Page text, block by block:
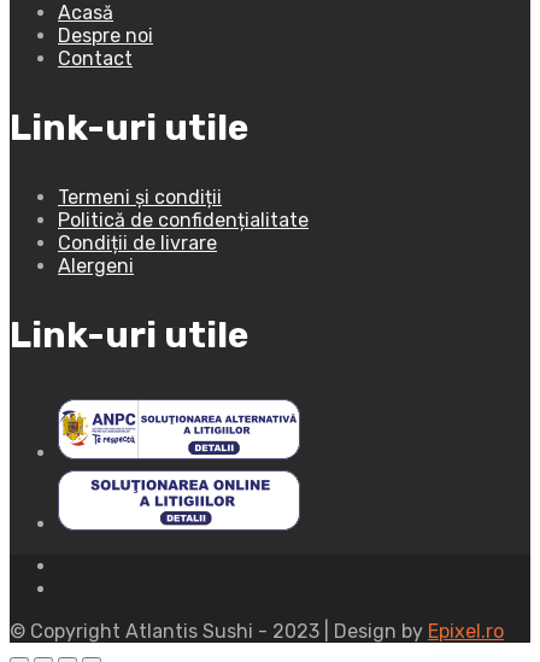
Acasă
Despre noi
Contact
Link-uri utile
Termeni și condiții
Politică de confidențialitate
Condiții de livrare
Alergeni
Link-uri utile
© Copyright Atlantis Sushi - 2023 | Design by Epixel.ro